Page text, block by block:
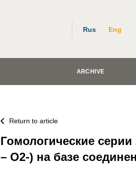
Rus Eng
ARCHIVE
Return to article
Гомологические
– O2-) на базе